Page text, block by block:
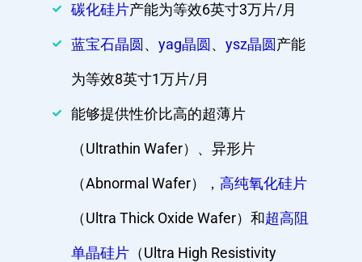
碳化硅片产能为等效6英寸3万片/月
蓝宝石晶圆 、 yag晶圆 、 ysz晶圆 产能
为等效8英寸1万片/月
能够提供性价比高的超薄片
（Ultrathin Wafer）、异形片
（Abnormal Wafer）， 高纯氧化硅片
（Ultra Thick Oxide Wafer）和超高阻
单晶硅片 （Ultra High Resistivity